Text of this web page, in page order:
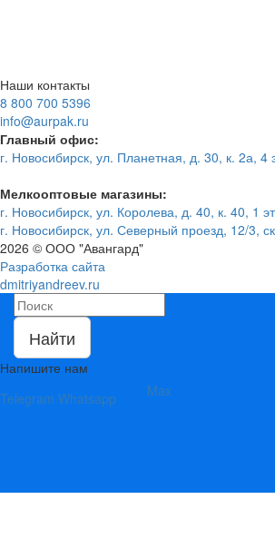
Наши контакты
8 800 700 5396
info@aurpak.ru
Главный офис:
г. Новосибирск, ул. Планетная, д. 30, к. 2а,
Мелкооптовые магазины:
г. Новосибирск, ул. Королева, д. 40, к. 40, 1
г. Новосибирск, ул. Северный проезд, 12/3,
2026 © ООО "Авангард"
Разработка сайта
dmitriyandreev.ru
Найти
Напишите нам
Telegram Whatsapp Max